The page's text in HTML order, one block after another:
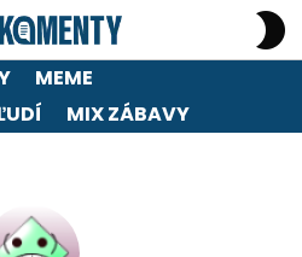
MEME
MIX ZÁBAVY